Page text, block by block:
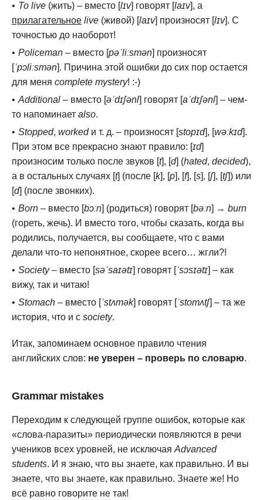
To live (жить) – вместо [lɪv] говорят [laɪv], а
прилагательное live (живой) [laɪv] произносят [lɪv]. С
точностью до наоборот!
Policeman – вместо [pəˈliːsmən] произносят
[ˈpɔliːsmən]. Причина этой ошибки до сих пор остается
для меня complete mystery! :-)
Additional – вместо [əˈdɪʃənl] говорят [aˈdɪʃənl] – чем-
то напоминает also.
Stopped, workedи т. д. – произносят [stopɪd], [wəːkɪd].
При этом все прекрасно знают правило: [ɪd]
произносим только после звуков [t], [d] (hated, decided),
а в остальных случаях [t] (после [k], [p], [f], [s], [ʃ], [tʃ]) или
[d] (после звонких).
Born – вместо [bɔːn] (родиться) говорят [bəːn] → burn
(гореть, жечь). И вместо того, чтобы сказать, когда вы
родились, получается, вы сообщаете, что с вами
делали что-то непонятное, скорее всего… жгли?!
Society– вместо [səˈsaɪətɪ] говорят [ˈsɔsɪətɪ] – как
вижу, так и читаю!
Stomach – вместо [ˈstʌmək] говорят [ˈstomʌtʃ] – та же
история, что и с society.
Итак, запоминаем основное правило чтения
английских слов: не уверен – проверь по словарю.
Grammar mistakes
Переходим к следующей группе ошибок, которые как
«слова-паразиты» периодически появляются в речи
учеников всех уровней, не исключая Advanced
students. И я знаю, что вы знаете, как правильно. И вы
знаете, что вы знаете, как правильно. Знаете же! Но
всё равно говорите не так!